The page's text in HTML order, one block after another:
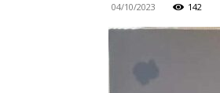
04/10/2023 142